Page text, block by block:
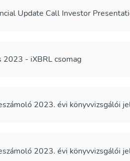
Update Call Investor
2023 - iXBRL csomag
2023. évi könyvvizsgálói
2023. évi könyvvizsgálói